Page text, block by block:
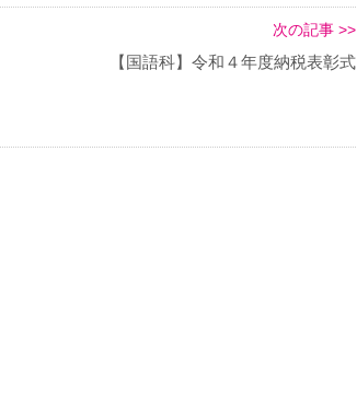
次の記事 >>
【国語科】令和４年度納税表彰式